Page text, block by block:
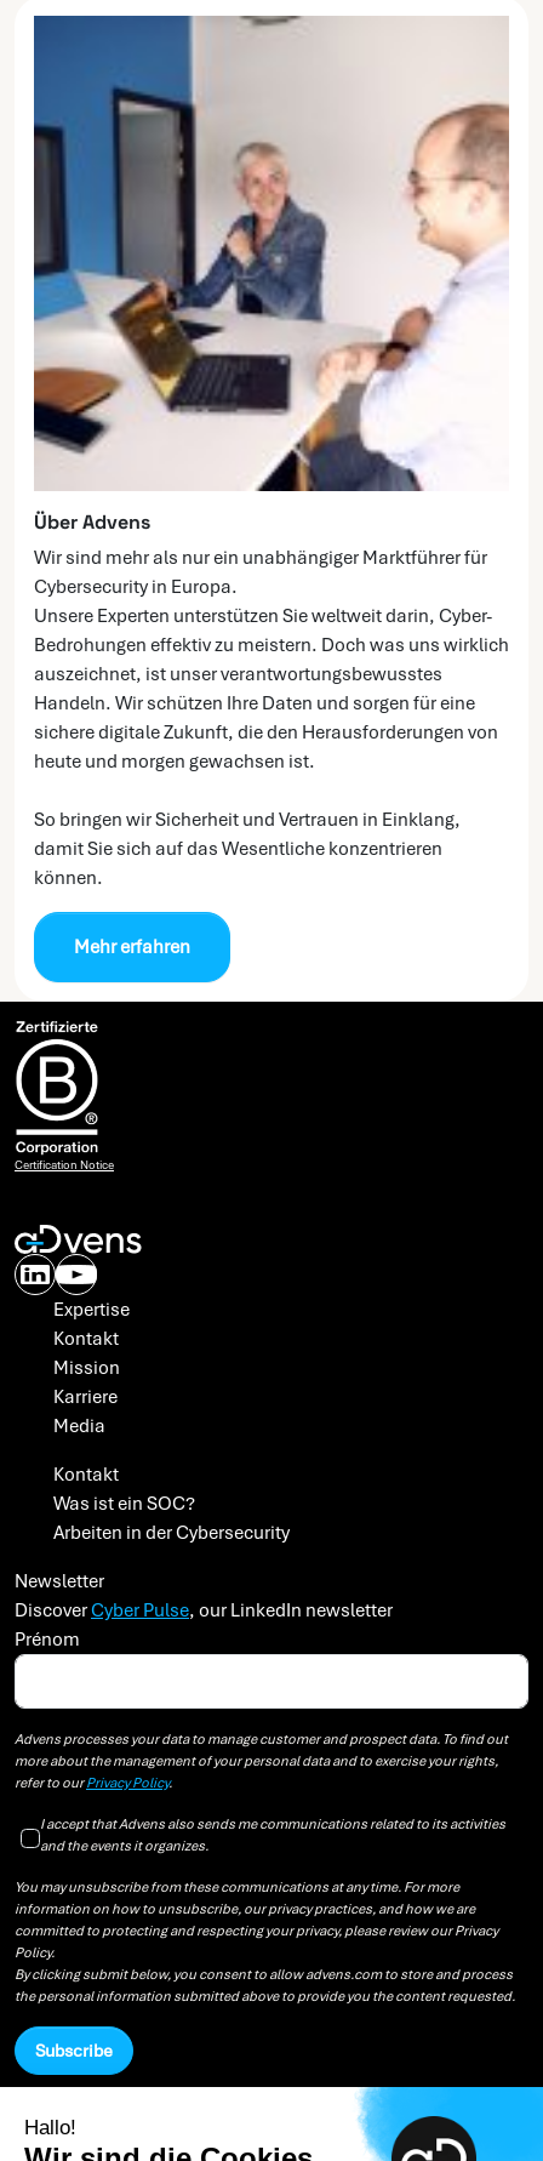
Hallo!
Über Advens
Wir sind mehr als nur ein unabhängiger Marktführer für
Cybersecurity in Europa.
Unsere Experten unterstützen Sie weltweit darin, Cyber-
Bedrohungen effektiv zu meistern. Doch was uns wirklich
auszeichnet, ist unser verantwortungsbewusstes
Handeln. Wir schützen Ihre Daten und sorgen für eine
sichere digitale Zukunft, die den Herausforderungen von
heute und morgen gewachsen ist.
So bringen wir Sicherheit und Vertrauen in Einklang,
damit Sie sich auf das Wesentliche konzentrieren
können.
Mehr erfahren
Certification Notice
Expertise
Kontakt
Mission
Karriere
Media
Kontakt
Was ist ein SOC?
Arbeiten in der Cybersecurity
Newsletter
DiscoverCyber Pulse, our LinkedIn newsletter
Prénom
Advens processes your data to manage customer and prospect data. To find out
more about the management of your personal data and to exercise your rights,
refer to ourPrivacy Policy.
I accept that Advens also sends me communications related to its activities
and the events it organizes.
You may unsubscribe from these communications at any time. For more
information on how to unsubscribe, our privacy practices, and how we are
committed to protecting and respecting your privacy, please review our Privacy
Policy.
By clicking submit below, you consent to allow advens.com to store and process
the personal information submitted above to provide you the content requested.
© 2026 Advens | Alle Rechte vorbehalten